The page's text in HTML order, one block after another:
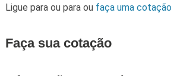
Ligue para ou para ou faça uma cotação
Faça sua cotação